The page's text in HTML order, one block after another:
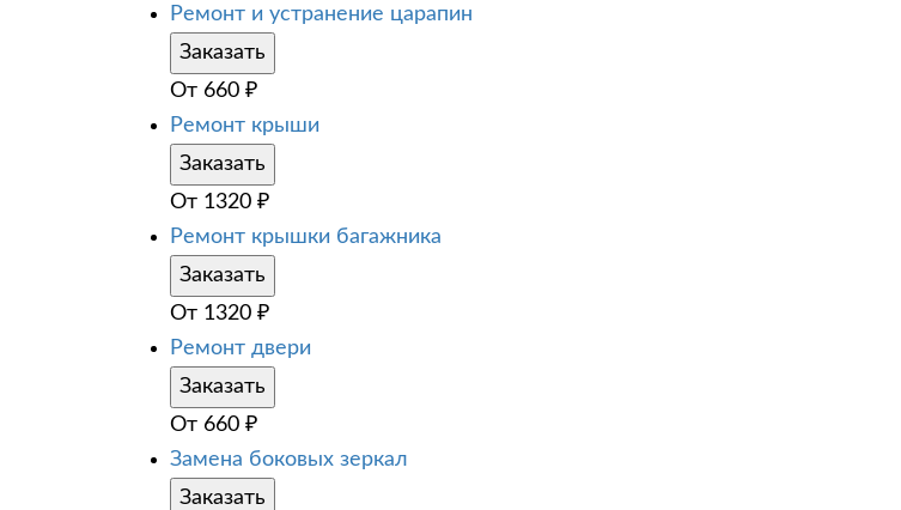
Ремонт и устранение царапин
Заказать
От 660 ₽
Ремонт крыши
Заказать
От 1320 ₽
Ремонт крышки багажника
Заказать
От 1320 ₽
Ремонт двери
Заказать
От 660 ₽
Замена боковых зеркал
Заказать